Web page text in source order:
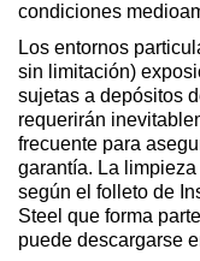
condiciones
Los entornos
sin limitación)
sujetas a depósitos
requerirán
frecuente para
garantía. La
según el folleto de
Steel que forma
puede descargarse